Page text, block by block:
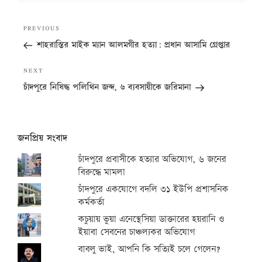
navigation
Previous
Post
PREVIOUS
শাহরাস্তির মাইক ম্যান আলমগীর হত্যা: প্রধান আসামি গ্রেপ্তার
Next
Post
NEXT
চাঁদপুরে নিষিদ্ধ পলিথিন জব্দ, ৬ ব্যবসায়ীকে জরিমানা
জনপ্রিয় সংবাদ
চাঁদপুরে প্রবাসীকে হত্যার অভিযোগ, ৬ জনের
বিরুদ্ধে মামলা
চাঁদপুরে একযোগে বদলি ৩১ ইউপি প্রশাসনিক
কর্মকর্তা
কচুয়ায় ভুয়া এনেস্থেসিয়া ডাক্তারের হয়রানি ও
ইয়াবা সেবনের চাঞ্চল্যকর অভিযোগ
বাবলু ভাই, আপনি কি সত্যিই চলে গেলেন?